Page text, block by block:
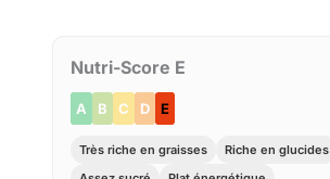
Nutri-Score E
A B C D E
Très riche en graisses
Riche en glucides